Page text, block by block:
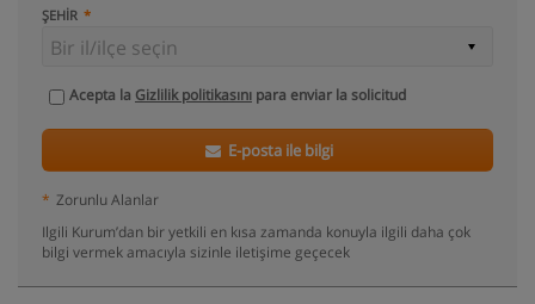
ŞEHIR
Acepta la Gizlilik politikasını para enviar la solicitud
E-posta ile bilgi
* Zorunlu Alanlar
Ilgili Kurum’dan bir yetkili en kısa zamanda konuyla ilgili daha çok
bilgi vermek amacıyla sizinle iletişime geçecek